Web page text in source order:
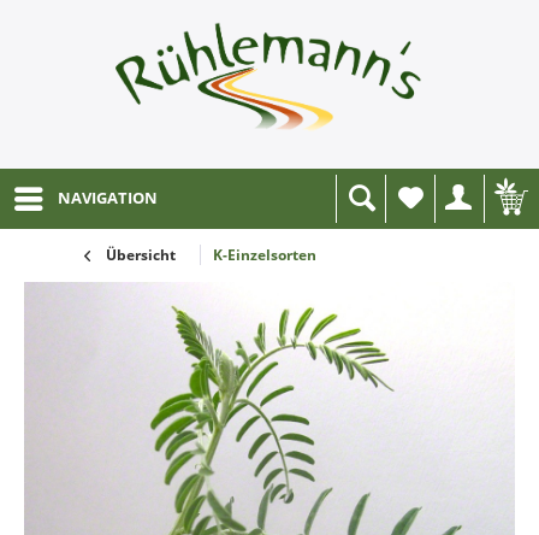
NAVIGATION
Wunschliste
Übersicht K-Einzelsorten